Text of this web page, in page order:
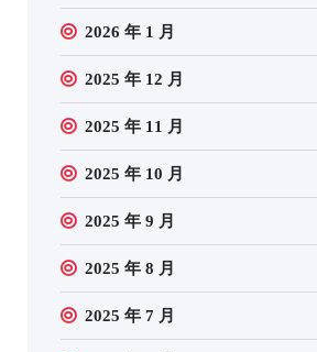
2026 年 1 月
2025 年 12 月
2025 年 11 月
2025 年 10 月
2025 年 9 月
2025 年 8 月
2025 年 7 月